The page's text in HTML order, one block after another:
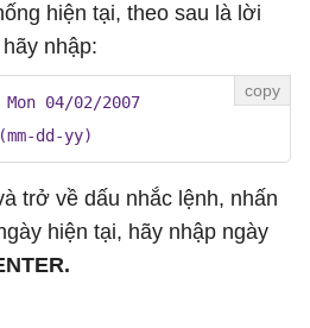
hiện tại, theo sau là lời
nhập:
04/02/2007
dd-yy)
trở về dấu nhắc lệnh, nhấn
hiện tại, hãy nhập ngày